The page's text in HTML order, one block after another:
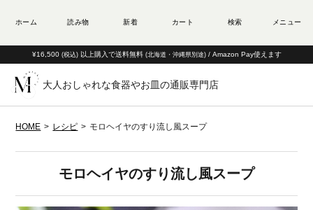
¥16,500 (税込) 以上購入で送料無料 (北海道・沖縄県別途) / Amazon Pay使えます
大人おしゃれな食器やお皿の通販専門店
HOME レシピ モロヘイヤのすり流し風スープ
モロヘイヤのすり流し風スープ